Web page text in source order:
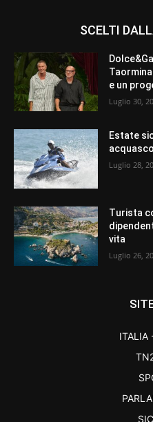
SCELTI
e un
Luglio 30,
Estate
Luglio 28,
Turista
vita
Luglio 26,
ITALIA